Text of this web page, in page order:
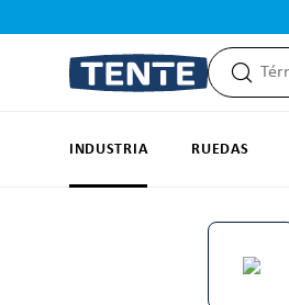
INDUSTRIA RUEDAS
Omitir galería de imágenes